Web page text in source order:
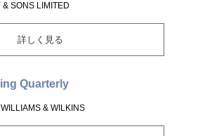
& SONS LIMITED
詳しく見る
Quarterly
WILLIAMS & WILKINS